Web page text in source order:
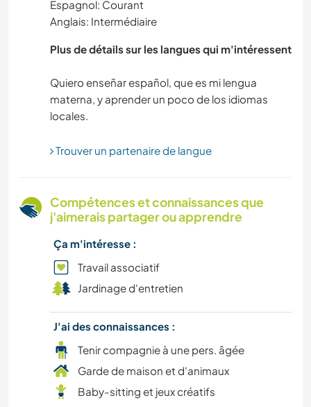
Espagnol: Courant
Anglais: Intermédiaire
Plus de détails sur les langues qui m'intéressent
Quiero enseñar español, que es mi lengua
materna, y aprender un poco de los idiomas
Trouver un partenaire de langue
Compétences et connaissances que
j'aimerais partager ou apprendre
Ça m'intéresse :
Travail associatif
Jardinage d'entretien
J'ai des connaissances :
Tenir compagnie à une pers. âgée
Garde de maison et d'animaux
Baby-sitting et jeux créatifs